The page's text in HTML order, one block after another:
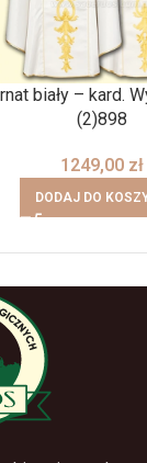
biały – kard.
(2)898
1249,00 zł
DODAJ DO